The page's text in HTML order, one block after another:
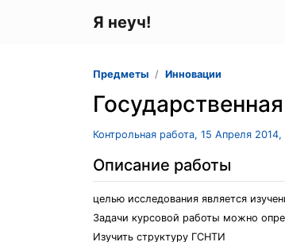
Я неуч!
Предметы Инновации
Контрольная работа, 15 Апреля
Описание работы
целью исследования является
Задачи курсовой работы можно
Изучить структуру ГСНТИ